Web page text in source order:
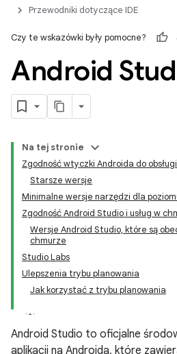
Przewodniki dotyczące IDE
Czy te wskazówki były pomocne?
Android
Na tej stronie
Zgodność wtyczki Androida do
Starsze wersje
Minimalne wersje narzędzi dla
Zgodność Android Studio i usług w
Wersje Android Studio, które są
chmurze
Studio Labs
Ulepszenia trybu planowania
Jak korzystać z trybu planowania
Android Studio to oficjalne
aplikacji na Androida, które